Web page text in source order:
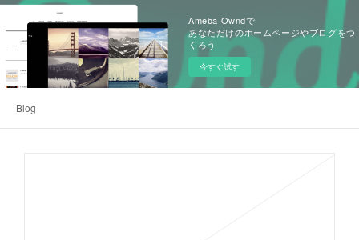
Ameba Owndで
あなただけのホームページやブログをつ
くろう
今すぐ試す
Blog